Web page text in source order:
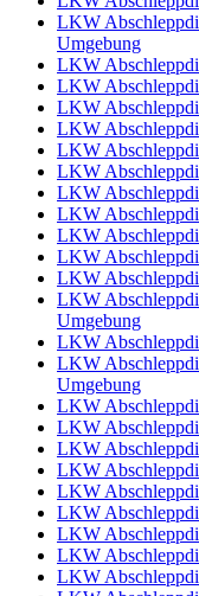
LKW
Umgebung
LKW
LKW
LKW
LKW
LKW
LKW
LKW
LKW
LKW
LKW
LKW
LKW
Umgebung
LKW
LKW
Umgebung
LKW
LKW
LKW
LKW
LKW
LKW
LKW
LKW
LKW